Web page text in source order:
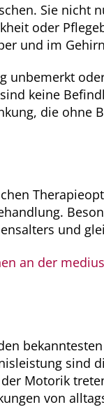
Sie nicht
oder
und im
unbemerkt
keine
die ohne
und
an der medius
sind
Motorik
von